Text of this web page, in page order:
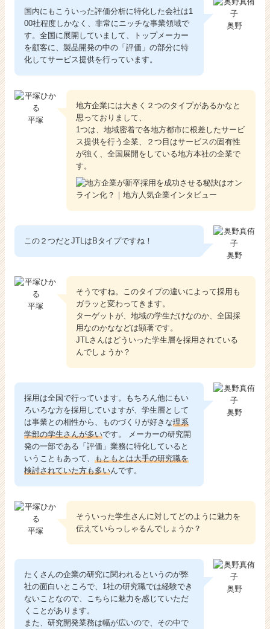
奥野
国内にもこういった評価分析に特化した会社は1
00社程度しかなく、非常にニッチな事業領域で
す。全国に展開していまして、トップメーカー
を顧客に、製品開発の中の「評価」の部分に特
化してサービス提供を行っています。
平塚
地方企業には大きく２つのタイプがあるかなと
思っておりまして、
1つは、地域密着で各地方都市に根差したサービ
ス提供を行う企業、２つ目はサービスの固有性
が強く、全国展開をしている地方本社の企業で
す。
奥野
この２つだとJTLはBタイプですね！
平塚
そうですね。このタイプの違いによって採用も
ガラッと変わってきます。
ターゲットが、地域の学生だけなのか、全国採
用なのかななどは顕著です。
JTLさんはどういった学生層を採用されている
んでしょうか？
奥野
採用は全国で行っています。もちろん他にもい
ろいろな方を採用していますが、学生層として
は事業との相性から、ものづくりが好きな理系
学部の学生さんが多いです。 メーカーの研究開
発の一部である「評価」業務に特化していると
いうこともあって、
もともとは大手の研究職を
検討されていた方も多いんです。
平塚
そういった学生さんに対してどのように魅力を
伝えていらっしゃるんでしょうか？
奥野
たくさんの企業の研究に関われるというのが弊
社の面白いところで、1社の研究職では経験でき
ないことなので、こちらに魅力を感じていただ
くことがあります。
また、研究開発業務は幅が広いので、その中で